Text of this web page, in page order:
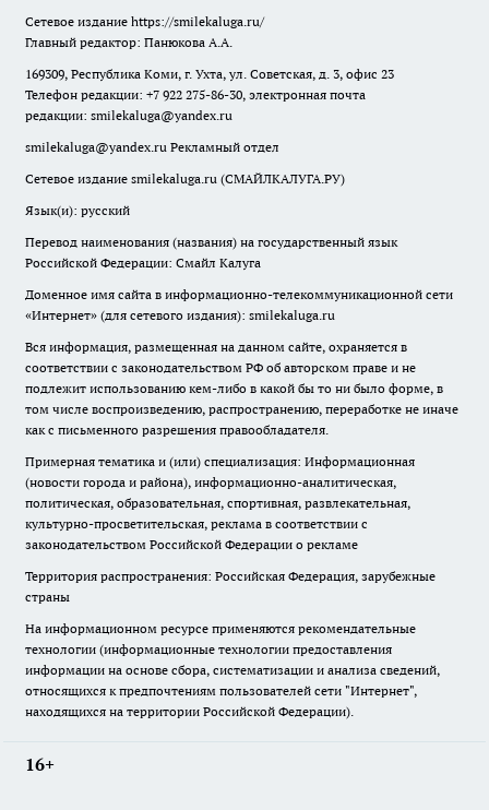
Сетевое издание https://smilekaluga.ru/
Главный редактор: Панюкова А.А.
169309, Республика Коми, г. Ухта, ул. Советская, д. 3, офис 23
Телефон редакции: +7 922 275-86-30, электронная почта
редакции: smilekaluga@yandex.ru
smilekaluga@yandex.ru Рекламный отдел
Сетевое издание smilekaluga.ru (СМАЙЛКАЛУГА.РУ)
Язык(и): русский
Перевод наименования (названия) на государственный язык
Российской Федерации: Смайл Калуга
Доменное имя сайта в информационно-телекоммуникационной сети
«Интернет» (для сетевого издания): smilekaluga.ru
Вся информация, размещенная на данном сайте, охраняется в
соответствии с законодательством РФ об авторском праве и не
подлежит использованию кем-либо в какой бы то ни было форме, в
том числе воспроизведению, распространению, переработке не иначе
как с письменного разрешения правообладателя.
Примерная тематика и (или) специализация: Информационная
(новости города и района), информационно-аналитическая,
политическая, образовательная, спортивная, развлекательная,
культурно-просветительская, реклама в соответствии с
законодательством Российской Федерации о рекламе
Территория распространения: Российская Федерация, зарубежные
страны
На информационном ресурсе применяются рекомендательные
технологии (информационные технологии предоставления
информации на основе сбора, систематизации и анализа сведений,
относящихся к предпочтениям пользователей сети "Интернет",
находящихся на территории Российской Федерации).
16+